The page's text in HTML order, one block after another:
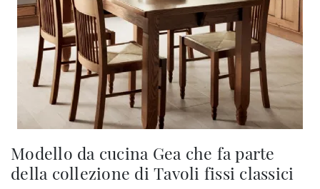
Modello da cucina Gea che fa parte
della collezione di Tavoli fissi classici